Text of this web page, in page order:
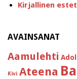
Kirjallinen
AVAINSANAT
Aamulehti
Kivi Ateena